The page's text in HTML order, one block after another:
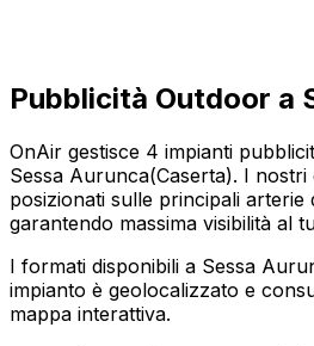
Pubblicità Outdoor a
OnAir gestisce 4 impianti
Sessa Aurunca(Caserta). I nostri
posizionati sulle principali arterie
garantendo massima visibilità al
I formati disponibili a Sessa
impianto è geolocalizzato e
mappa interattiva.